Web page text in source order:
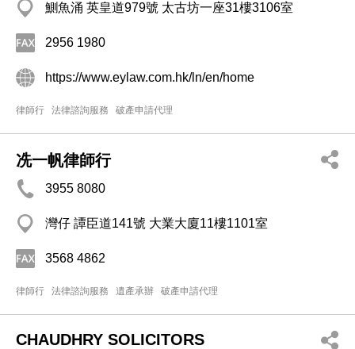
鰂魚涌 英皇道979號 太古坊一座31樓3106室
2956 1980
https://www.eylaw.com.hk/ln/en/home
律師行 法律諮詢服務 破產申請代理
冼一帆律師行
3955 8080
灣仔 譚臣道141號 大業大廈11樓1101室
3568 4862
律師行 法律諮詢服務 遺產承辦 破產申請代理
CHAUDHRY SOLICITORS